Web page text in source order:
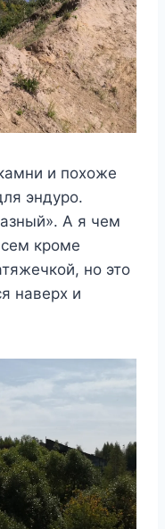
и похоже
эндуро.
А я чем
кроме
но это
наверх и